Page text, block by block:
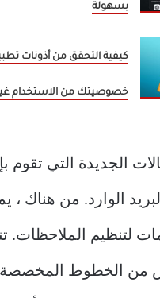
بسهولة
كيفية التحقق من أذونات
خصوصيتك من الاستخدام
الجديدة التي تقوم
الوارد. من هناك ،
لتنظيم الملاحظات.
من الخطوط المخصصة